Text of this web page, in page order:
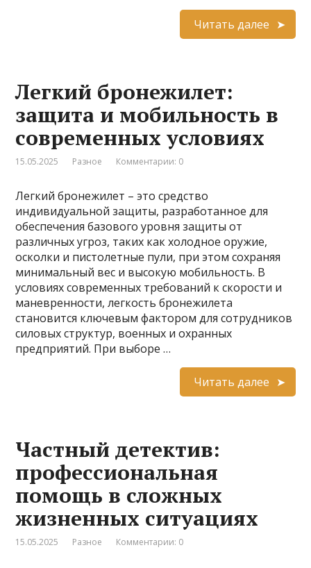
Читать далее
Легкий бронежилет:
защита и мобильность в
современных условиях
15.05.2025 Разное Комментарии: 0
Легкий бронежилет – это средство
индивидуальной защиты, разработанное для
обеспечения базового уровня защиты от
различных угроз, таких как холодное оружие,
осколки и пистолетные пули, при этом сохраняя
минимальный вес и высокую мобильность. В
условиях современных требований к скорости и
маневренности, легкость бронежилета
становится ключевым фактором для сотрудников
силовых структур, военных и охранных
предприятий. При выборе …
Читать далее
Частный детектив:
профессиональная
помощь в сложных
жизненных ситуациях
15.05.2025 Разное Комментарии: 0